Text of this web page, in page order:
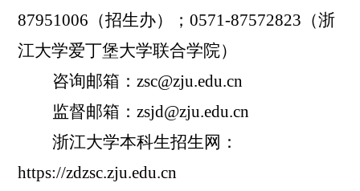
87951006 （招生办）；0571-87572823 （浙
江大学爱丁堡大学联合学院）
咨询邮箱： zsc@zju.edu.cn
监督邮箱： zsjd@zju.edu.cn
浙江大学本科生招生网：
https://zdzsc.zju.edu.cn